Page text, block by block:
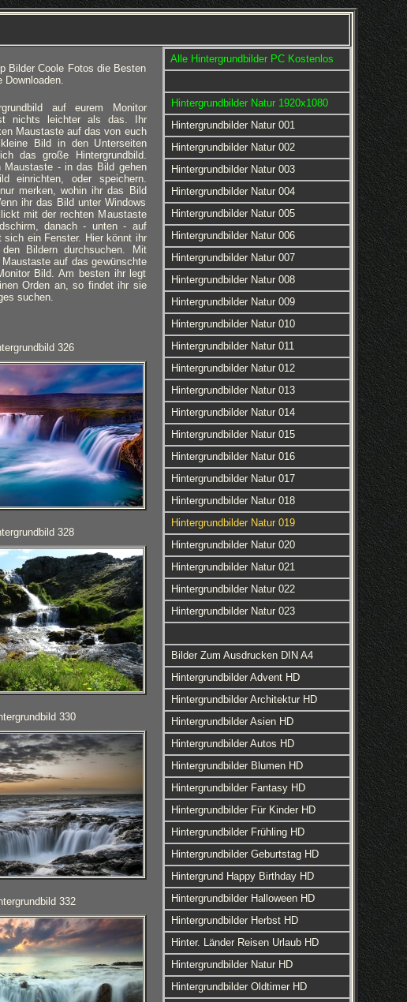
Bilder Coole Fotos die Besten
Downloaden.
auf eurem Monitor
nichts leichter als das. Ihr
Maustaste auf das von euch
Bild in den Unterseiten
das große Hintergrundbild.
- in das Bild gehen
einrichten, oder speichern.
merken, wohin ihr das Bild
ihr das Bild unter Windows
mit der rechten Maustaste
danach - unten - auf
ein Fenster. Hier könnt ihr
Bildern durchsuchen. Mit
auf das gewünschte
Bild. Am besten ihr legt
Orden an, so findet ihr sie
suchen.
326
328
330
332
Alle Hintergrundbilder PC Kostenlos
Hintergrundbilder Natur 1920x1080
Hintergrundbilder Natur 001
Hintergrundbilder Natur 002
Hintergrundbilder Natur 003
Hintergrundbilder Natur 004
Hintergrundbilder Natur 005
Hintergrundbilder Natur 006
Hintergrundbilder Natur 007
Hintergrundbilder Natur 008
Hintergrundbilder Natur 009
Hintergrundbilder Natur 010
Hintergrundbilder Natur 011
Hintergrundbilder Natur 012
Hintergrundbilder Natur 013
Hintergrundbilder Natur 014
Hintergrundbilder Natur 015
Hintergrundbilder Natur 016
Hintergrundbilder Natur 017
Hintergrundbilder Natur 018
Hintergrundbilder Natur 019
Hintergrundbilder Natur 020
Hintergrundbilder Natur 021
Hintergrundbilder Natur 022
Hintergrundbilder Natur 023
Bilder Zum Ausdrucken DIN A4
Hintergrundbilder Advent HD
Hintergrundbilder Architektur HD
Hintergrundbilder Asien HD
Hintergrundbilder Autos HD
Hintergrundbilder Blumen HD
Hintergrundbilder Fantasy HD
Hintergrundbilder Für Kinder HD
Hintergrundbilder Frühling HD
Hintergrundbilder Geburtstag HD
Hintergrund Happy Birthday HD
Hintergrundbilder Halloween HD
Hintergrundbilder Herbst HD
Hinter. Länder Reisen Urlaub HD
Hintergrundbilder Natur HD
Hintergrundbilder Oldtimer HD